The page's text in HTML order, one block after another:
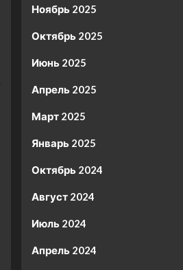
Ноябрь 2025
Октябрь 2025
Июнь 2025
Апрель 2025
Март 2025
Январь 2025
Октябрь 2024
Август 2024
Июль 2024
Апрель 2024